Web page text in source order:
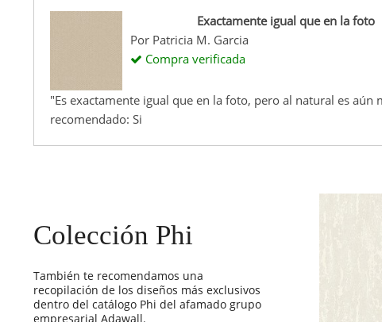
Exactamente igual que en la foto
Por Patricia M. Garcia
Compra verificada
"Es exactamente igual que en la foto, pero al natural es
recomendado: Si
Colección Phi
También te recomendamos una
recopilación de los diseños más exclusivos
dentro del catálogo Phi del afamado grupo
empresarial Adawall.